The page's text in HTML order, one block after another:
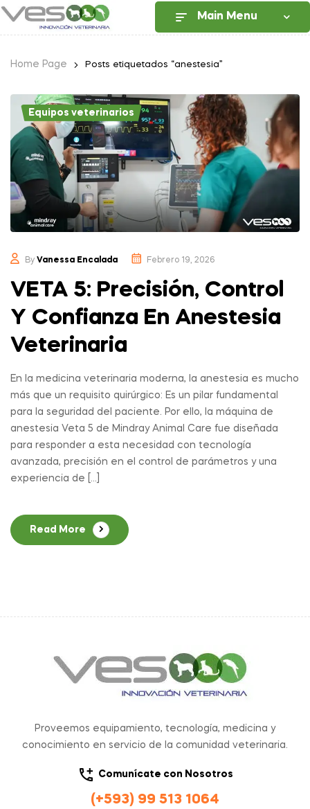
Main Menu
Home Page Posts etiquetados “anestesia”
Equipos veterinarios
By Vanessa Encalada Febrero 19, 2026
VETA 5: Precisión, Control
Y Confianza En Anestesia
Veterinaria
En la medicina veterinaria moderna, la anestesia es mucho
más que un requisito quirúrgico: Es un pilar fundamental
para la seguridad del paciente. Por ello, la máquina de
anestesia Veta 5 de Mindray Animal Care fue diseñada
para responder a esta necesidad con tecnología
avanzada, precisión en el control de parámetros y una
experiencia de […]
Read More
Proveemos equipamiento, tecnología, medicina y
conocimiento en servicio de la comunidad veterinaria.
Comunícate con Nosotros
(+593) 99 513 1064